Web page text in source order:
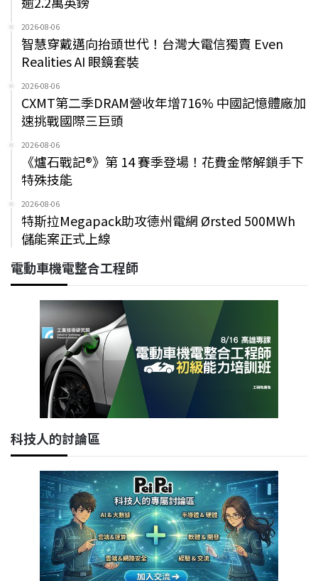
2026-08-06
智慧穿戴邁向抬頭世代！台灣大電信獨賣 Even
Realities AI 眼鏡套裝
2026-08-06
CXMT第二季DRAM營收年增716% 中國記憶體廠加
速挑戰國際三巨頭
2026-08-06
《爐石戰記®》第 14 賽季登場！花費金幣解鎖手下
特殊技能
2026-08-06
特斯拉Megapack助攻德州電網 Ørsted 500MWh
儲能案正式上線
電動車機電整合工程師
科技人的討論區